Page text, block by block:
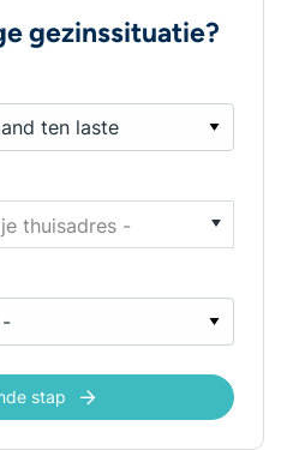
gezinssituatie?
thuisadres -
stap